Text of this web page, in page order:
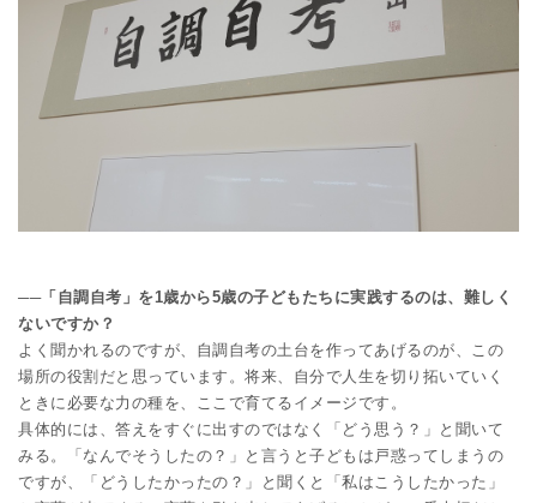
──「自調自考」を1歳から5歳の子どもたちに実践するのは、難しく
ないですか？
よく聞かれるのですが、自調自考の土台を作ってあげるのが、この
場所の役割だと思っています。将来、自分で人生を切り拓いていく
ときに必要な力の種を、ここで育てるイメージです。
具体的には、答えをすぐに出すのではなく「どう思う？」と聞いて
みる。「なんでそうしたの？」と言うと子どもは戸惑ってしまうの
ですが、「どうしたかったの？」と聞くと「私はこうしたかった」